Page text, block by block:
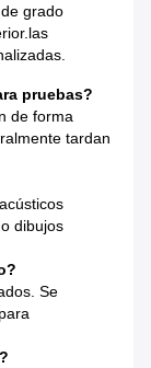
grado
pruebas?
de forma
tardan
dibujos
Se